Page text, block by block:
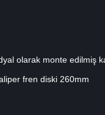
olarak monte edilmiş
fren diski 260mm